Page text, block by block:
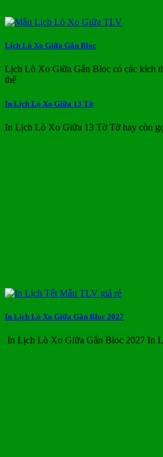
Lịch Lò Xo Giữa Gắn Bloc
Lịch Lò Xo Giữa Gắn Bloc có các kích
thể
In Lịch Lò Xo Giữa 13 Tờ
In Lịch Lò Xo Giữa 13 Tờ Tờ hay còn
In Lịch Lò Xo Giữa Gắn Bloc 2027
In Lịch Lò Xo Giữa Gắn Bloc 2027 In